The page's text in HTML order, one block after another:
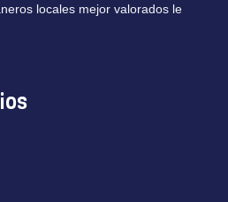
locales mejor valorados le